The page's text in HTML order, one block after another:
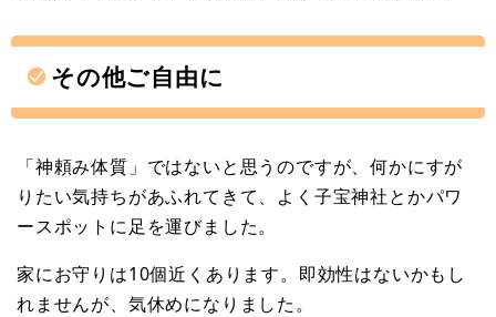
その他ご自由に
「神頼み体質」ではないと思うのですが、何かにすが
りたい気持ちがあふれてきて、よく子宝神社とかパワ
ースポットに足を運びました。
家にお守りは10個近くあります。即効性はないかもし
れませんが、気休めになりました。